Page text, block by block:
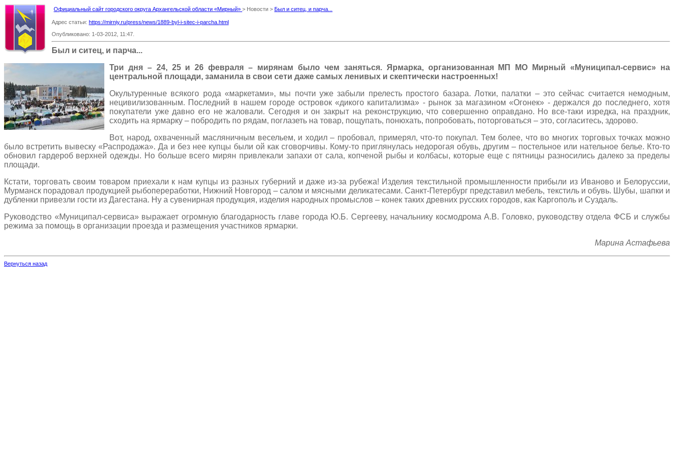
Официальный сайт городского округа Архангельской области «Мирный» > Новости > Был и ситец, и парча...
Адрес статьи: https://mirniy.ru/press/news/1889-byl-i-sitec-i-parcha.html
Опубликовано: 1-03-2012, 11:47.
Был и ситец, и парча...
Три дня – 24, 25 и 26 февраля – мирянам было чем заняться. Ярмарка, организованная МП МО Мирный «Муниципал-сервис» на
центральной площади, заманила в свои сети даже самых ленивых и скептически настроенных!
Окультуренные всякого рода «маркетами», мы почти уже забыли прелесть простого базара. Лотки, палатки – это сейчас считается немодным,
нецивилизованным. Последний в нашем городе островок «дикого капитализма» - рынок за магазином «Огонек» - держался до последнего, хотя
покупатели уже давно его не жаловали. Сегодня и он закрыт на реконструкцию, что совершенно оправдано. Но все-таки изредка, на праздник,
сходить на ярмарку – побродить по рядам, поглазеть на товар, пощупать, понюхать, попробовать, поторговаться – это, согласитесь, здорово.
Вот, народ, охваченный масляничным весельем, и ходил – пробовал, примерял, что-то покупал. Тем более, что во многих торговых точках можно
было встретить вывеску «Распродажа». Да и без нее купцы были ой как сговорчивы. Кому-то приглянулась недорогая обувь, другим – постельное или нательное белье. Кто-то
обновил гардероб верхней одежды. Но больше всего мирян привлекали запахи от сала, копченой рыбы и колбасы, которые еще с пятницы разносились далеко за пределы
площади.
Кстати, торговать своим товаром приехали к нам купцы из разных губерний и даже из-за рубежа! Изделия текстильной промышленности прибыли из Иваново и Белоруссии,
Мурманск порадовал продукцией рыбопереработки, Нижний Новгород – салом и мясными деликатесами. Санкт-Петербург представил мебель, текстиль и обувь. Шубы, шапки и
дубленки привезли гости из Дагестана. Ну а сувенирная продукция, изделия народных промыслов – конек таких древних русских городов, как Каргополь и Суздаль.
Руководство «Муниципал-сервиса» выражает огромную благодарность главе города Ю.Б. Сергееву, начальнику космодрома А.В. Головко, руководству отдела ФСБ и службы
режима за помощь в организации проезда и размещения участников ярмарки.
Марина Астафьева
Вернуться назад